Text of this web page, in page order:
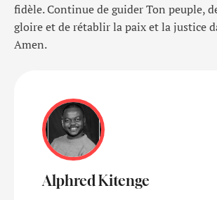
fidèle. Continue de guider Ton peuple,
gloire et de rétablir la paix et la justice
Amen.
Alphred Kitenge